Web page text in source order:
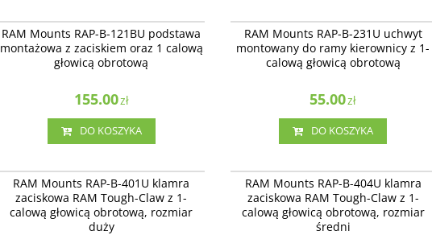
RAP-B-121BU podstawa montażowa z
zaciskiem oraz 1 calową głowicą obrotową.
RAM Mounts RAP-B-121BU podstawa
montażowa z zaciskiem oraz 1 calową
głowicą obrotową
155.00zł
DO KOSZYKA
RAP-B-231U - uchwyt montowany do ramy
kierownicy z 1-calową głowicą obrotową.
RAM Mounts RAP-B-231U uchwyt
montowany do ramy kierownicy z 1-
calową głowicą obrotową
55.00zł
DO KOSZYKA
RAM Mounts RAP-B-401U klamra zaciskowa
RAM Tough-Claw z 1-calową głowicą
obrotową, rozmiar duży
RAM Mounts RAP-B-401U klamra
zaciskowa RAM Tough-Claw z 1-
calową głowicą obrotową, rozmiar
duży
RAP-B-404U - klamra zaciskowa RAM Tough-
Claw™ z 1-calową głowicą obrotową, rozmiar
średni.
RAM Mounts RAP-B-404U klamra
zaciskowa RAM Tough-Claw z 1-
calową głowicą obrotową, rozmiar
średni